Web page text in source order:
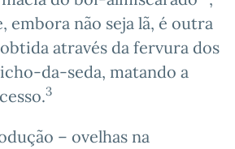
embora não seja lã, é outra
através da fervura dos
da-seda, matando a
3
– ovelhas na